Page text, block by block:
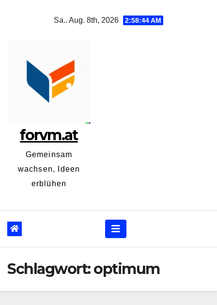
Sa.. Aug. 8th, 2026 2:58:44 AM
forvm.at
Gemeinsam
wachsen, Ideen
erblühen
Schlagwort:optimum